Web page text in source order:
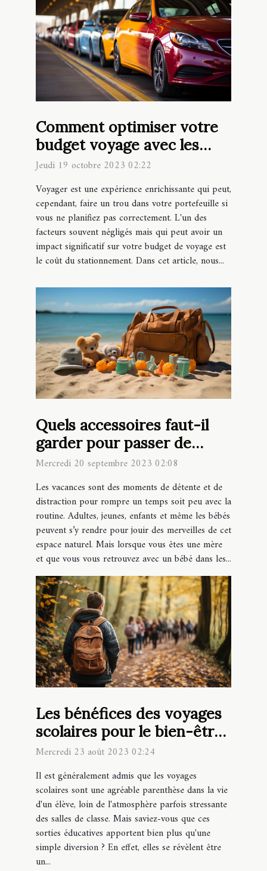
Comment optimiser votre
budget voyage avec les
parkings à bas prix
Jeudi 19 octobre 2023 02:22
Voyager est une expérience enrichissante qui peut,
cependant, faire un trou dans votre portefeuille si
vous ne planifiez pas correctement. L'un des
facteurs souvent négligés mais qui peut avoir un
impact significatif sur votre budget de voyage est
le coût du stationnement. Dans cet article, nous...
Quels accessoires faut-il
garder pour passer de
belles vacances à la plage
avec bébé ?
Mercredi 20 septembre 2023 02:08
Les vacances sont des moments de détente et de
distraction pour rompre un temps soit peu avec la
routine. Adultes, jeunes, enfants et même les bébés
peuvent s’y rendre pour jouir des merveilles de cet
espace naturel. Mais lorsque vous êtes une mère
et que vous vous retrouvez avec un bébé dans les...
Les bénéfices des voyages
scolaires pour le bien-être
des élèves
Mercredi 23 août 2023 02:24
Il est généralement admis que les voyages
scolaires sont une agréable parenthèse dans la vie
d'un élève, loin de l'atmosphère parfois stressante
des salles de classe. Mais saviez-vous que ces
sorties éducatives apportent bien plus qu'une
simple diversion ? En effet, elles se révèlent être
un...